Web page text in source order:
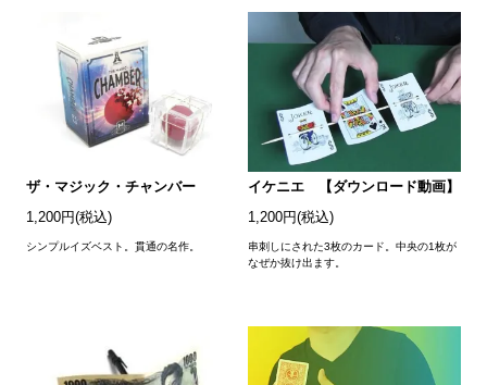
ザ・マジック・チャンバー
1,200円(税込)
シンプルイズベスト。貫通の名作。
イケニエ 【ダウンロード動画】
1,200円(税込)
串刺しにされた3枚のカード。中央の1枚が
なぜか抜け出ます。